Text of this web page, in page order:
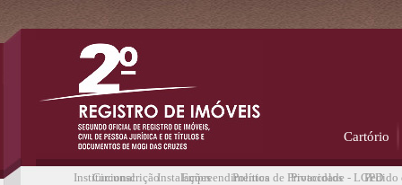
Cartório
Institucional Instalações Política de Privacidade - LGPD
Circunscrição Empreendimentos Protocolos Pedido